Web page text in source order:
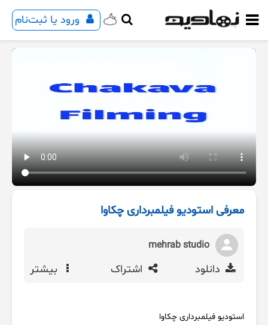
ورود یا ثبت‌نام
معرفی استودیو فیلمبرداری چکاوا
mehrab studio
دانلود اشتراک بیشتر
استودیو فیلمبرداری چکاوا